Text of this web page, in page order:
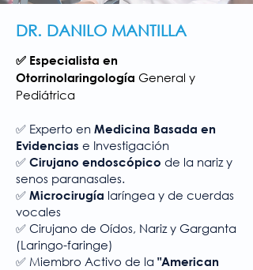
DR. DANILO MANTILLA
​✅ Especialista en
Otorrinolaringología General y
Pediátrica
✅ Experto en Medicina Basada en
Evidencias e Investigación
✅ Cirujano endoscópico de la nariz y
senos paranasales.
✅ Microcirugía laríngea y de cuerdas
vocales
✅ Cirujano de Oídos, Nariz y Garganta
(Laringo-faringe)
✅ Miembro Activo de la "American